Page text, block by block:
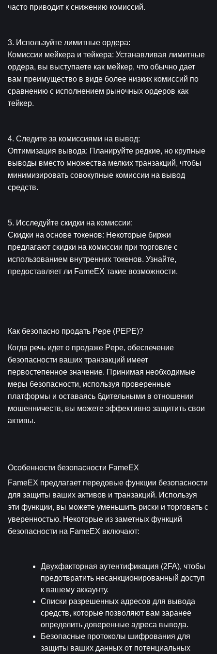
часто приводит к снижению комиссий.
3. Используйте лимитные ордера:
Комиссии мейкера и тейкера: Устанавливая лимитные
ордера, вы выступаете как мейкер, что обычно дает
вам преимущество в виде более низких комиссий по
сравнению с исполнением рыночных ордеров как
тейкер.
4. Следите за комиссиями на вывод:
Оптимизация вывода: Планируйте редкие, но крупные
выводы вместо множества мелких транзакций, чтобы
минимизировать совокупные комиссии на вывод
средств.
5. Исследуйте скидки на комиссии:
Скидки на основе токенов: Некоторые биржи
предлагают скидки на комиссии при торговле с
использованием внутренних токенов. Узнайте,
предоставляет ли FameEX такие возможности.
Как безопасно продать Pepe (PEPE)?
Когда речь идет о продаже Pepe, обеспечение
безопасности ваших транзакций имеет
первостепенное значение. Принимая необходимые
меры безопасности, используя проверенные
платформы и оставаясь бдительными в отношении
мошенничеств, вы можете эффективно защитить свои
активы.
Особенности безопасности FameEX
FameEX предлагает передовые функции безопасности
для защиты ваших активов и транзакций. Используя
эти функции, вы можете уменьшить риски и торговать с
уверенностью. Некоторые из заметных функций
безопасности на FameEX включают:
Двухфакторная аутентификация (2FA), чтобы
предотвратить несанкционированный доступ
к вашему аккаунту.
Списки разрешенных адресов для вывода
средств, которые позволяют вам заранее
определить доверенные адреса вывода.
Безопасные протоколы шифрования для
защиты ваших данных от потенциальных